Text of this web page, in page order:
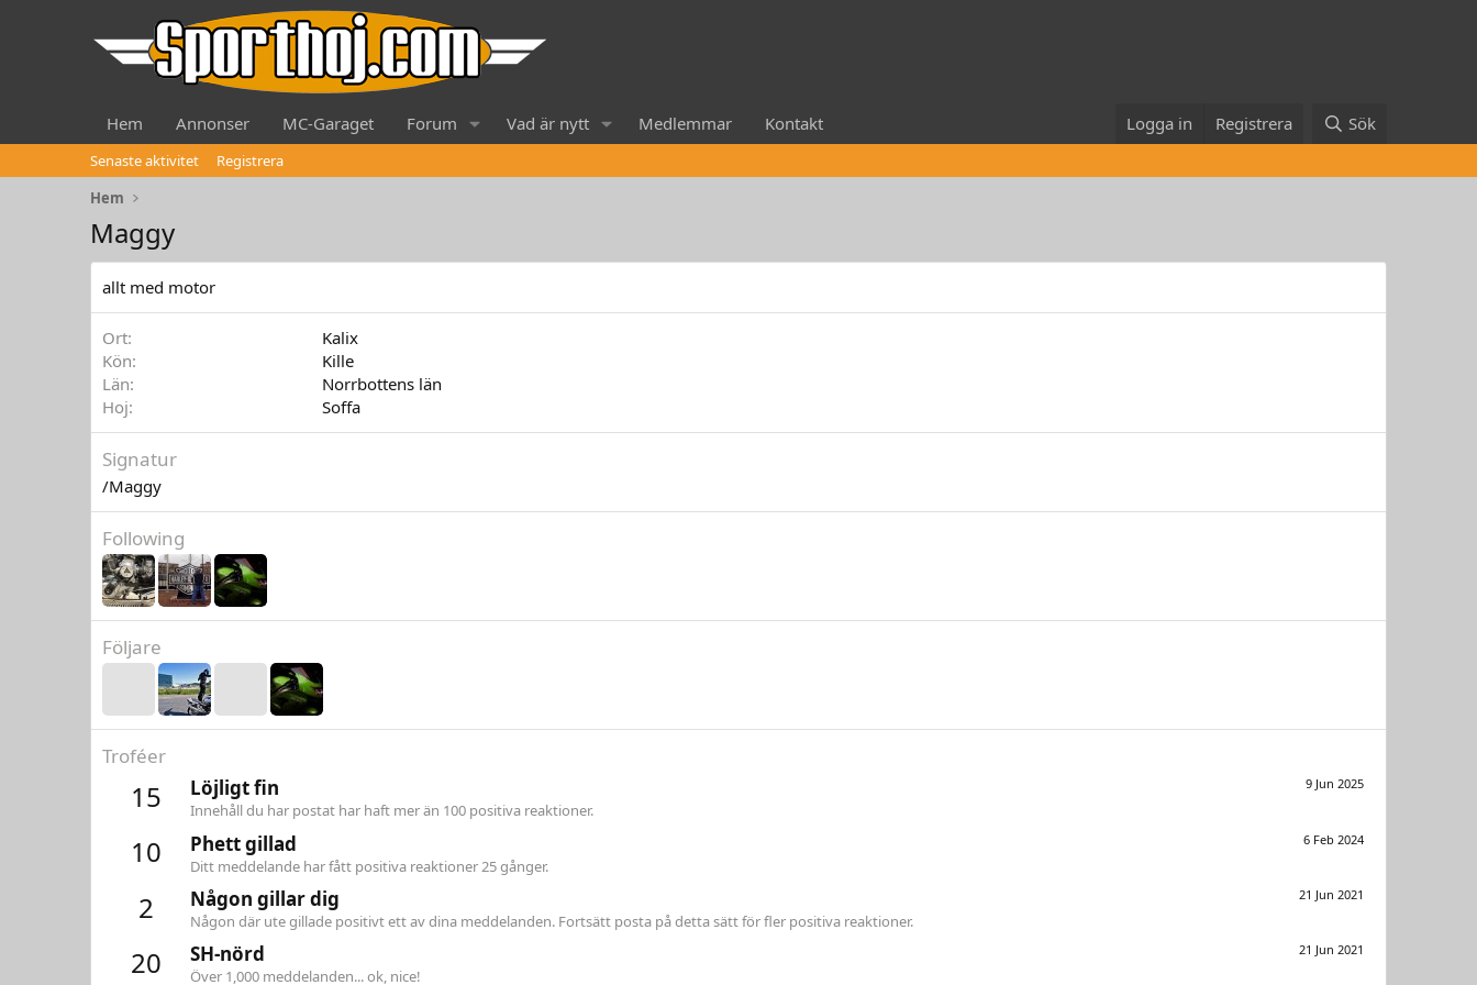
Hem Annonser MC-Garaget Forum Vad är nytt Medlemmar Kontakt Logga in Registrera Sök
Senaste aktivitet
Registrera
Hem
Maggy
allt med motor
Ort
Kalix
Kön
Kille
Län
Norrbottens län
Hoj
Soffa
Signatur
/Maggy
Following
Följare
Troféer
15 9 Jun 2025
Löjligt fin
Innehåll du har postat har haft mer än 100 positiva reaktioner.
10 6 Feb 2024
Phett gillad
Ditt meddelande har fått positiva reaktioner 25 gånger.
2 21 Jun 2021
Någon gillar dig
Någon där ute gillade positivt ett av dina meddelanden. Fortsätt posta på detta sätt för fler positiva reaktioner.
20 21 Jun 2021
SH-nörd
Över 1,000 meddelanden... ok, nice!